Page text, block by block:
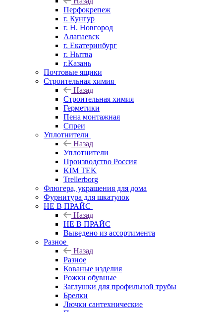
Перфокрепеж
г. Кунгур
г. Н. Новгород
Алапаевск
г. Екатеринбург
г. Нытва
г.Казань
Почтовые ящики
Строительная химия
Назад
Строительная химия
Герметики
Пена монтажная
Спреи
Уплотнители
Назад
Уплотнители
Производство Россия
KIM TEK
Trellerborg
Флюгера, украшения для дома
Фурнитура для шкатулок
НЕ В ПРАЙС
Назад
НЕ В ПРАЙС
Выведено из ассортимента
Разное
Назад
Разное
Кованые изделия
Рожки обувные
Заглушки для профильной трубы
Брелки
Лючки сантехнические